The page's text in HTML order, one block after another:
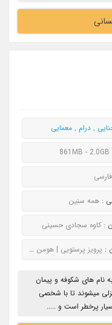
, درام , معمایی
861MB - 2.0GB
فارسی
: همه سنین
: کاوه سجادی حسینی
: پرویز پرستویی | هومن سیدی | سهیلا گلستانی | پانته آ پناهی ها
نام های شکوفه و پیمان
میشوند تا با شخصی
پرخطر است و .....